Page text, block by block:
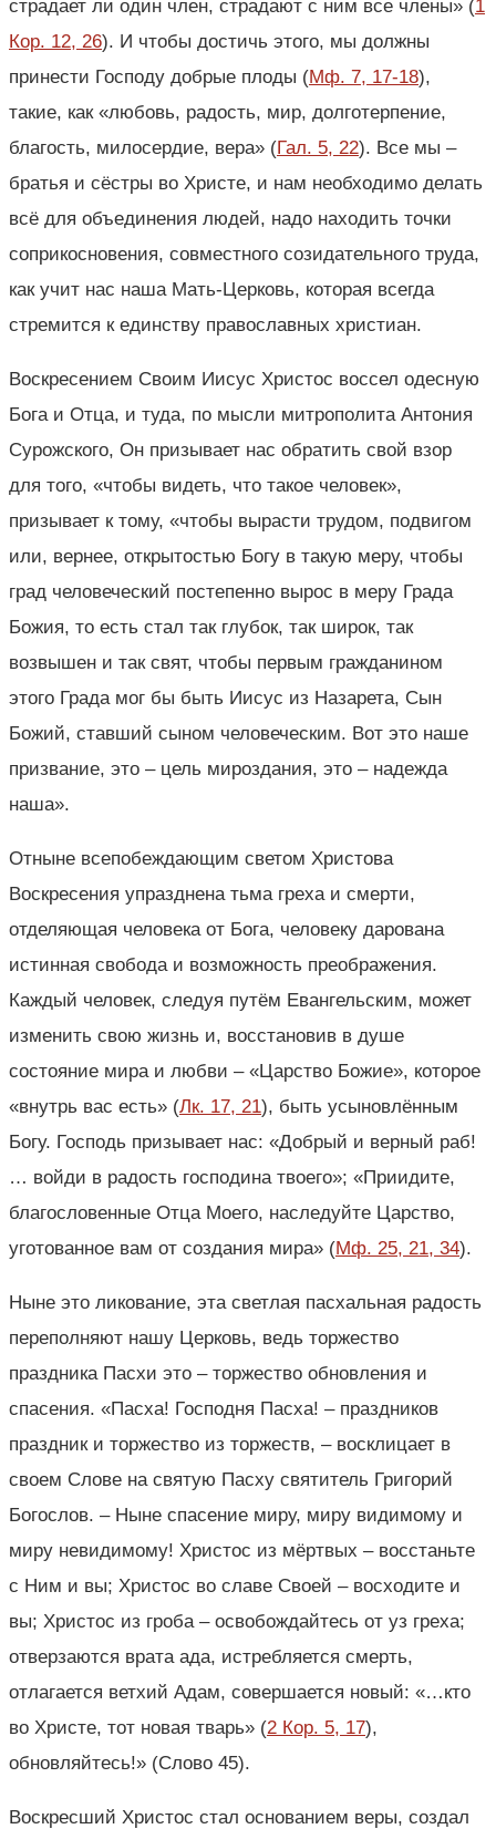
страдает ли один член, страдают с ним все члены» (1
Кор. 12, 26). И чтобы достичь этого, мы должны
принести Господу добрые плоды (Мф. 7, 17-18),
такие, как «любовь, радость, мир, долготерпение,
благость, милосердие, вера» (Гал. 5, 22). Все мы –
братья и сёстры во Христе, и нам необходимо делать
всё для объединения людей, надо находить точки
соприкосновения, совместного созидательного труда,
как учит нас наша Мать-Церковь, которая всегда
стремится к единству православных христиан.
Воскресением Своим Иисус Христос воссел одесную
Бога и Отца, и туда, по мысли митрополита Антония
Сурожского, Он призывает нас обратить свой взор
для того, «чтобы видеть, что такое человек»,
призывает к тому, «чтобы вырасти трудом, подвигом
или, вернее, открытостью Богу в такую меру, чтобы
град человеческий постепенно вырос в меру Града
Божия, то есть стал так глубок, так широк, так
возвышен и так свят, чтобы первым гражданином
этого Града мог бы быть Иисус из Назарета, Сын
Божий, ставший сыном человеческим. Вот это наше
призвание, это – цель мироздания, это – надежда
наша».
Отныне всепобеждающим светом Христова
Воскресения упразднена тьма греха и смерти,
отделяющая человека от Бога, человеку дарована
истинная свобода и возможность преображения.
Каждый человек, следуя путём Евангельским, может
изменить свою жизнь и, восстановив в душе
состояние мира и любви – «Царство Божие», которое
«внутрь вас есть» (Лк. 17, 21), быть усыновлённым
Богу. Господь призывает нас: «Добрый и верный раб!
… войди в радость господина твоего»; «Приидите,
благословенные Отца Моего, наследуйте Царство,
уготованное вам от создания мира» (Мф. 25, 21, 34).
Ныне это ликование, эта светлая пасхальная радость
переполняют нашу Церковь, ведь торжество
праздника Пасхи это – торжество обновления и
спасения. «Пасха! Господня Пасха! – праздников
праздник и торжество из торжеств, – восклицает в
своем Слове на святую Пасху святитель Григорий
Богослов. – Ныне спасение миру, миру видимому и
миру невидимому! Христос из мёртвых – восстаньте
с Ним и вы; Христос во славе Своей – восходите и
вы; Христос из гроба – освобождайтесь от уз греха;
отверзаются врата ада, истребляется смерть,
отлагается ветхий Адам, совершается новый: «…кто
во Христе, тот новая тварь» (2 Кор. 5, 17),
обновляйтесь!» (Слово 45).
Воскресший Христос стал основанием веры, создал